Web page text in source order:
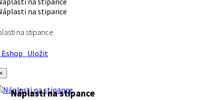
na stipance
Uložit
Náplasti na stipance